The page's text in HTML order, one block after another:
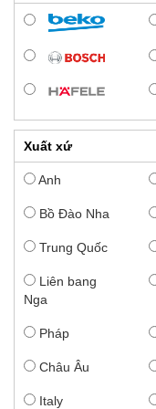
Xuất xứ
Anh
Bồ Đào Nha
Trung Quốc
Liên bang
Nga
Pháp
Châu Âu
Italy